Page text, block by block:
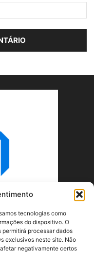
tecnologias como
do dispositivo. O
processar dados
exclusivos neste site. Não
negativamente certos